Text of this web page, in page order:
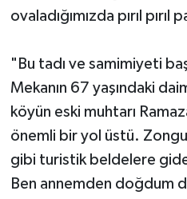
ovaladığımızda pırıl pırıl
"Bu tadı ve samimiyeti
Mekanın 67 yaşındaki
köyün eski muhtarı
önemli bir yol üstü.
gibi turistik beldelere
Ben annemden doğdum